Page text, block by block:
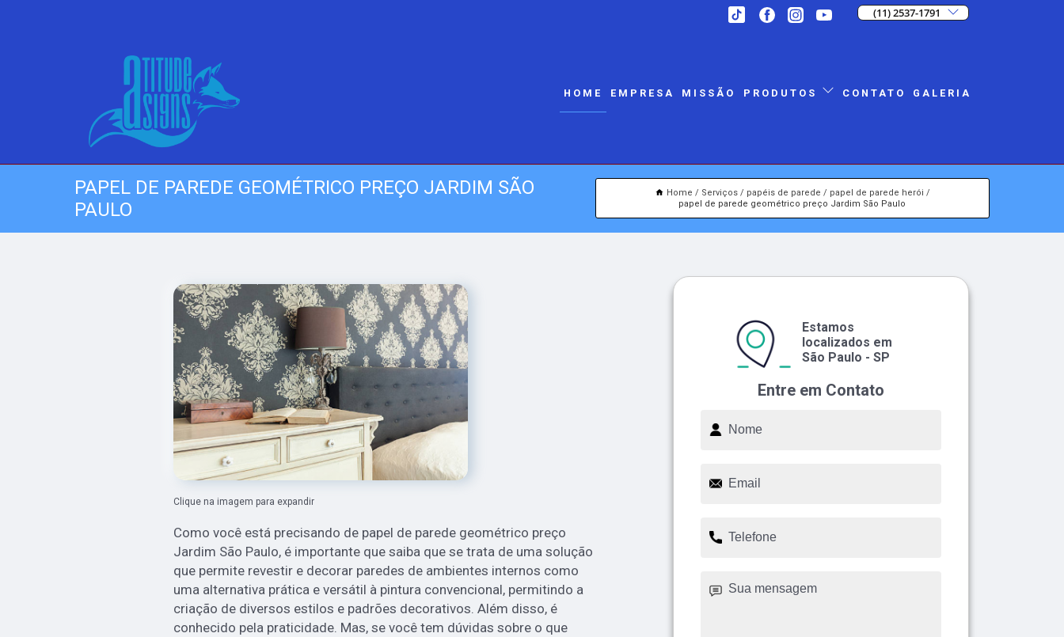
(11) 2537-1791
HOME EMPRESA MISSÃO PRODUTOS CONTATO GALERIA
PAPEL DE PAREDE GEOMÉTRICO PREÇO JARDIM SÃO
PAULO
Home Serviços papéis de parede
papel de parede herói
papel de parede geométrico preço Jardim São Paulo
Clique na imagem para expandir
Como você está precisando de papel de parede geométrico preço
Jardim São Paulo, é importante que saiba que se trata de uma solução
que permite revestir e decorar paredes de ambientes internos como
uma alternativa prática e versátil à pintura convencional, permitindo a
criação de diversos estilos e padrões decorativos. Além disso, é
conhecido pela praticidade. Mas, se você tem dúvidas sobre o que
Entre em Contato
Estamos
localizados em
São Paulo - SP